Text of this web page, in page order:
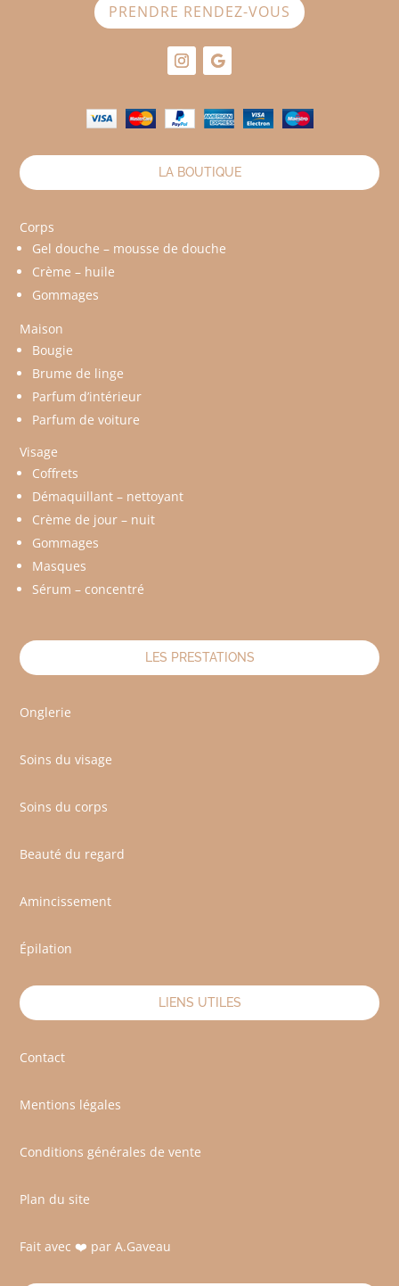
PRENDRE RENDEZ-VOUS
LA BOUTIQUE
Corps
Gel douche – mousse de douche
Crème – huile
Gommages
Maison
Bougie
Brume de linge
Parfum d’intérieur
Parfum de voiture
Visage
Coffrets
Démaquillant – nettoyant
Crème de jour – nuit
Gommages
Masques
Sérum – concentré
LES PRESTATIONS
Onglerie
Soins du visage
Soins du corps
Beauté du regard
Amincissement
Épilation
LIENS UTILES
Contact
Mentions légales
Conditions générales de vente
Plan du site
Fait avec ❤️ par A.Gaveau